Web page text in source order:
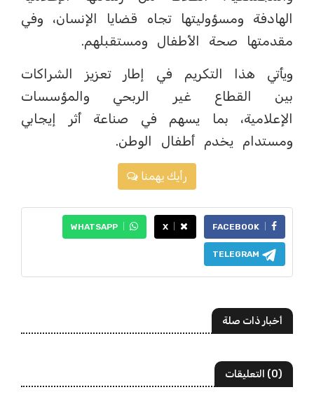
الهادفة ومسؤوليتها تجاه قضايا الإنسان، وفي
مقدمتها صحة الأطفال ومستقبلهم.
ويأتي هذا التكريم في إطار تعزيز الشراكات
بين القطاع غير الربحي والمؤسسات
الإعلامية، بما يسهم في صناعة أثر إيجابي
ومستدام يخدم أطفال الوطن.
رأيك يهمنا
FACEBOOK
X
WHATSAPP
TELEGRAM
أخبار ذات صلة
(0) التعليقات